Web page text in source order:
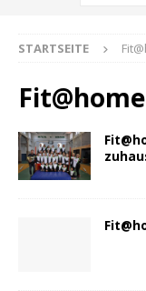
STARTSEITE
Fit@home